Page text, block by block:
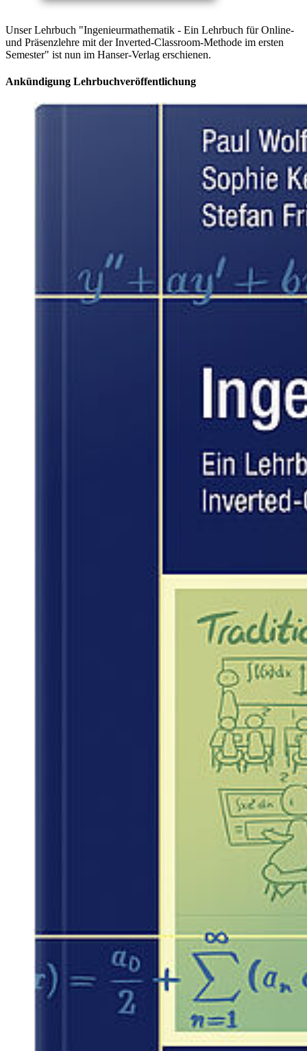
Unser Lehrbuch "Ingenieurmathematik - Ein Lehrbuch für Online-
und Präsenzlehre mit der Inverted-Classroom-Methode im ersten
Semester" ist nun im Hanser-Verlag erschienen.
Ankündi­gung Lehrbuchveröffentlichung